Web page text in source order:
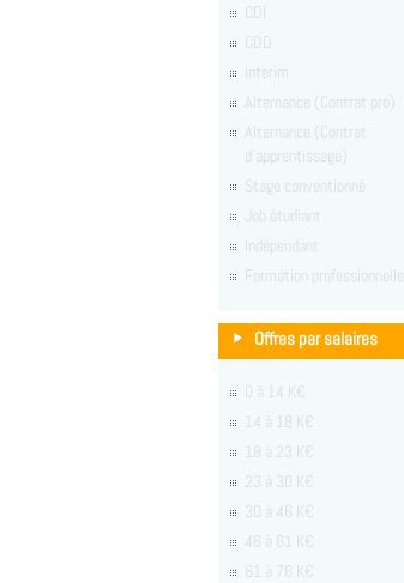
CDI
CDD
Interim
Alternance (Contrat pro)
Alternance (Contrat
d'apprentissage)
Stage conventionné
Job étudiant
Indépendant
Formation professionnelle
Offres par salaires
0 à 14 K€
14 à 18 K€
18 à 23 K€
23 à 30 K€
30 à 46 K€
46 à 61 K€
61 à 76 K€